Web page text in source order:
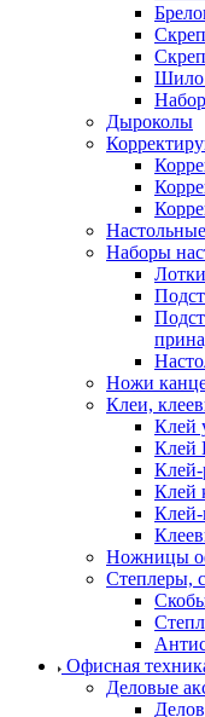
Шило
Дыроколы
Наборы
Ножи
Клеи,
Клей
Клей
Клей-
Клей
Ножницы
Степлеры,
Офисная
Деловые